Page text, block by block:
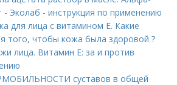
Эколаб - инструкция по применению
для лица с витамином Е. Какие
того, чтобы кожа была здоровой ?
лица. Витамин Е: за и против
суставов в общей